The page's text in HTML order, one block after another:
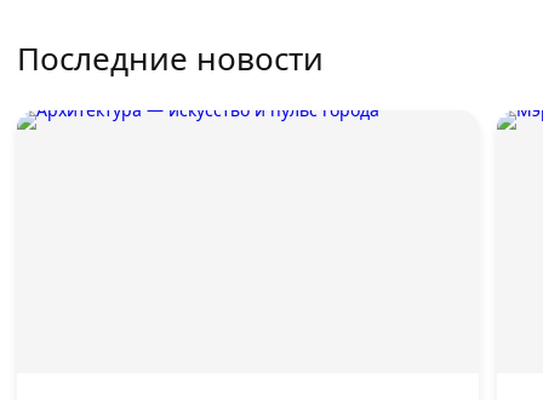
Последние новости